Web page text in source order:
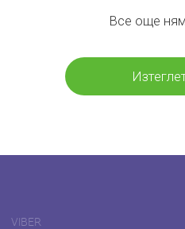
Все още
VIBER